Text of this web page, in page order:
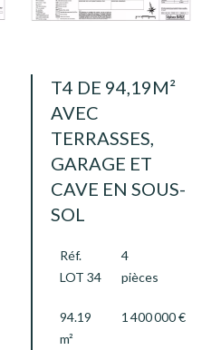
T4 DE 94,19M²
AVEC
TERRASSES,
GARAGE ET
CAVE EN SOUS-
SOL
Réf.
LOT 34
4
pièces
94.19
m²
1 400 000 €